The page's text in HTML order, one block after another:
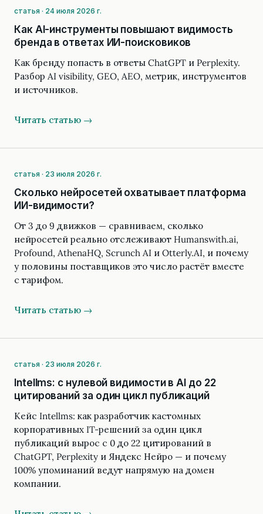
статья · 24 июля 2026 г.
Как AI-инструменты повышают видимость
бренда в ответах ИИ-поисковиков
Как бренду попасть в ответы ChatGPT и Perplexity.
Разбор AI visibility, GEO, AEO, метрик, инструментов
и источников.
Читать статью →
статья · 23 июля 2026 г.
Сколько нейросетей охватывает платформа
ИИ-видимости?
От 3 до 9 движков — сравниваем, сколько
нейросетей реально отслеживают Humanswith.ai,
Profound, AthenaHQ, Scrunch AI и Otterly.AI, и почему
у половины поставщиков это число растёт вместе
с тарифом.
Читать статью →
статья · 23 июля 2026 г.
Intellms: с нулевой видимости в AI до 22
цитирований за один цикл публикаций
Кейс Intellms: как разработчик кастомных
корпоративных IT-решений за один цикл
публикаций вырос с 0 до 22 цитирований в
ChatGPT, Perplexity и Яндекс Нейро — и почему
100% упоминаний ведут напрямую на домен
компании.